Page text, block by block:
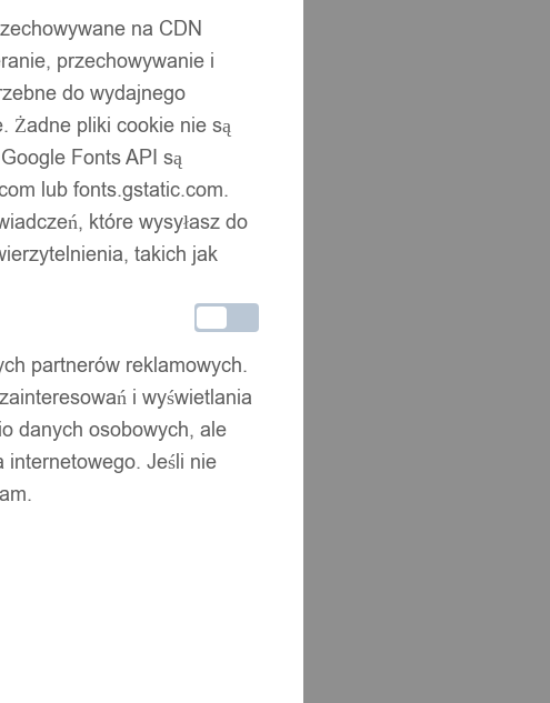
na CDN
przechowywanie i
do wydajnego
Żadne pliki cookie nie są
Fonts API są
lub fonts.gstatic.com.
które wysyłasz do
takich jak
partnerów reklamowych.
i wyświetlania
danych osobowych, ale
internetowego. Jeśli nie